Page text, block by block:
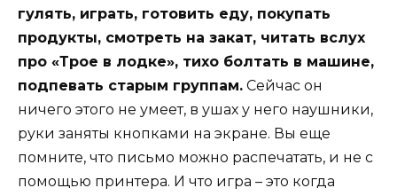
гулять, играть, готовить еду, покупать
продукты, смотреть на закат, читать вслух
про «Трое в лодке», тихо болтать в машине,
подпевать старым группам. Сейчас он
ничего этого не умеет, в ушах у него наушники,
руки заняты кнопками на экране. Вы еще
помните, что письмо можно распечатать, и не с
помощью принтера. И что игра – это когда